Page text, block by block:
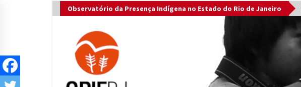
to
Observatório da Presença Indígena no Estado do Rio de Janeiro